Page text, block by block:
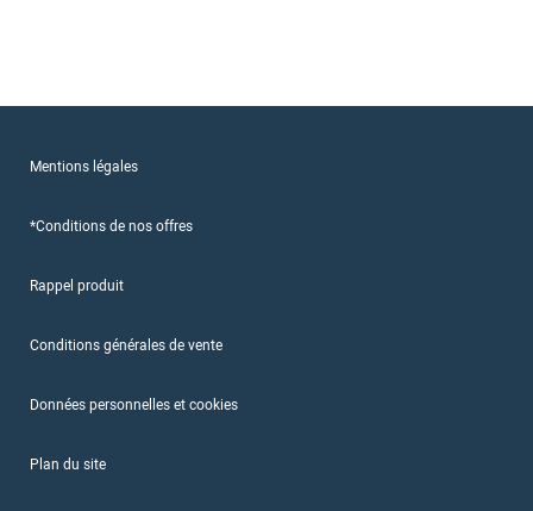
Mentions légales
*Conditions de nos offres
Rappel produit
Conditions générales de vente
Données personnelles et cookies
Plan du site